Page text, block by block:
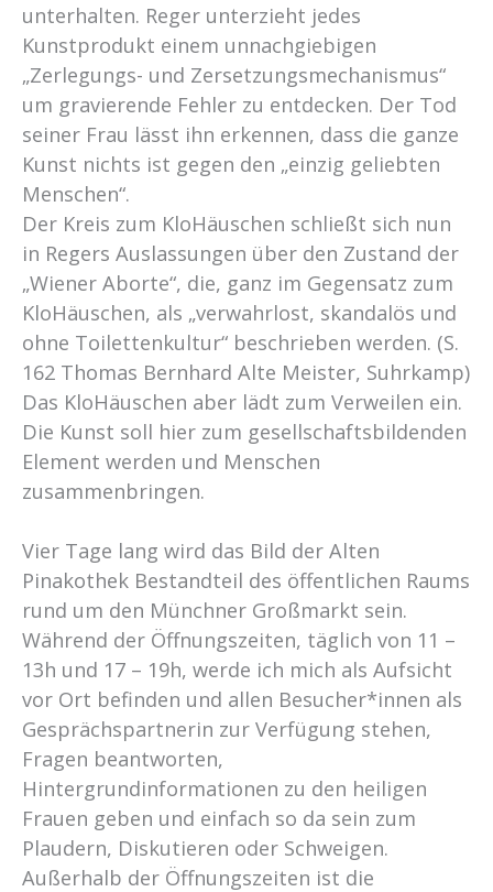
unterhalten. Reger unterzieht jedes
Kunstprodukt einem unnachgiebigen
„Zerlegungs- und Zersetzungsmechanismus“
um gravierende Fehler zu entdecken. Der Tod
seiner Frau lässt ihn erkennen, dass die ganze
Kunst nichts ist gegen den „einzig geliebten
Menschen“.
Der Kreis zum KloHäuschen schließt sich nun
in Regers Auslassungen über den Zustand der
„Wiener Aborte“, die, ganz im Gegensatz zum
KloHäuschen, als „verwahrlost, skandalös und
ohne Toilettenkultur“ beschrieben werden. (S.
162 Thomas Bernhard Alte Meister, Suhrkamp)
Das KloHäuschen aber lädt zum Verweilen ein.
Die Kunst soll hier zum gesellschaftsbildenden
Element werden und Menschen
zusammenbringen.
Vier Tage lang wird das Bild der Alten
Pinakothek Bestandteil des öffentlichen Raums
rund um den Münchner Großmarkt sein.
Während der Öffnungszeiten, täglich von 11 –
13h und 17 – 19h, werde ich mich als Aufsicht
vor Ort befinden und allen Besucher*innen als
Gesprächspartnerin zur Verfügung stehen,
Fragen beantworten,
Hintergrundinformationen zu den heiligen
Frauen geben und einfach so da sein zum
Plaudern, Diskutieren oder Schweigen.
Außerhalb der Öffnungszeiten ist die